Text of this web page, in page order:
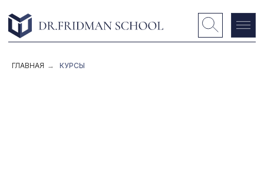
ГЛАВНАЯ → КУРСЫ